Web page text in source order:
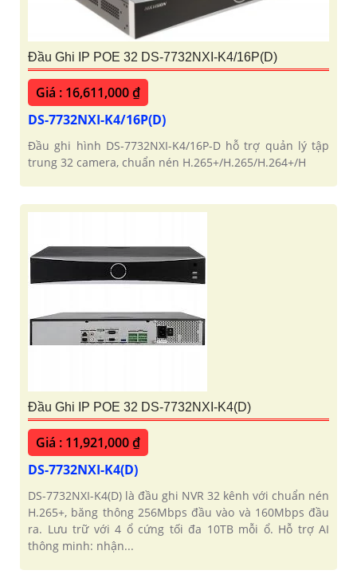
Đầu Ghi IP POE 32 DS-7732NXI-K4/16P(D)
Giá : 16,611,000 ₫
DS-7732NXI-K4/16P(D)
Đầu ghi hình DS-7732NXI-K4/16P-D hỗ trợ quản lý tập
trung 32 camera, chuẩn nén H.265+/H.265/H.264+/H
Đầu Ghi IP POE 32 DS-7732NXI-K4(D)
Giá : 11,921,000 ₫
DS-7732NXI-K4(D)
DS-7732NXI-K4(D) là đầu ghi NVR 32 kênh với chuẩn nén
H.265+, băng thông 256Mbps đầu vào và 160Mbps đầu
ra. Lưu trữ với 4 ổ cứng tối đa 10TB mỗi ổ. Hỗ trợ AI
thông minh: nhận...